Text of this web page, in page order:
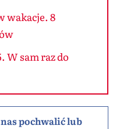
wakacje. 8
W sam raz do
pochwalić lub